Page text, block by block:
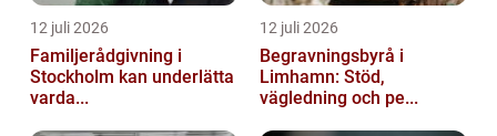
12 juli 2026
Familjerådgivning i
Stockholm kan underlätta
varda...
12 juli 2026
Begravningsbyrå i
Limhamn: Stöd,
vägledning och pe...